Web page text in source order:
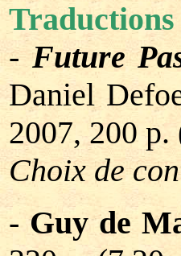
Traductions
- Future
Daniel
2007, 200 p.
Choix de
-Guy de